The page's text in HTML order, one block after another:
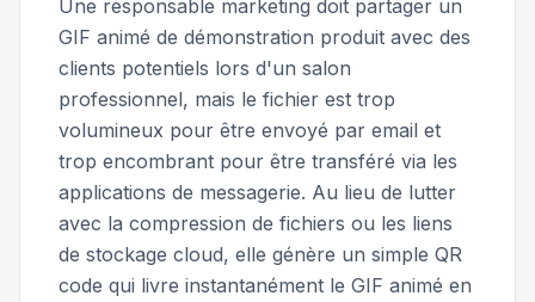
Une responsable marketing doit partager un
GIF animé de démonstration produit avec des
clients potentiels lors d'un salon
professionnel, mais le fichier est trop
volumineux pour être envoyé par email et
trop encombrant pour être transféré via les
applications de messagerie. Au lieu de lutter
avec la compression de fichiers ou les liens
de stockage cloud, elle génère un simple QR
code qui livre instantanément le GIF animé en